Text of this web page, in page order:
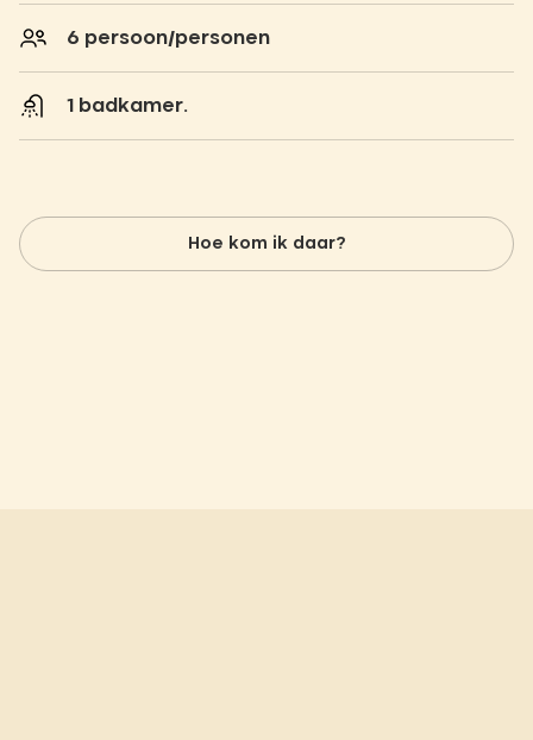
6 persoon/personen
1 badkamer.
Hoe kom ik daar?